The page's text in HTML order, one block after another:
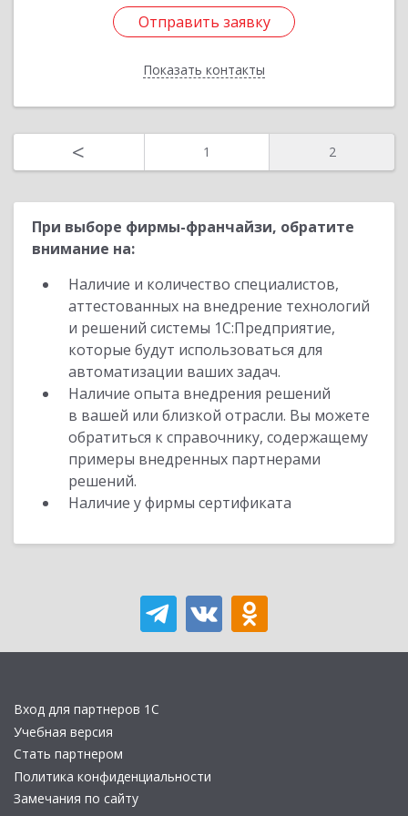
Отправить заявку
Показать контакты
Отправить заявку
Назад
< 1 2
При выборе фирмы-франчайзи, обратите
внимание на:
Наличие и количество специалистов,
аттестованных на внедрение технологий
и решений системы 1С:Предприятие,
которые будут использоваться для
автоматизации ваших задач.
Наличие опыта внедрения решений
в вашей или близкой отрасли. Вы можете
обратиться к справочнику, содержащему
примеры внедренных партнерами
решений.
Наличие у фирмы сертификата
Вход для партнеров 1С
Учебная версия
Стать партнером
Политика конфиденциальности
Замечания по сайту